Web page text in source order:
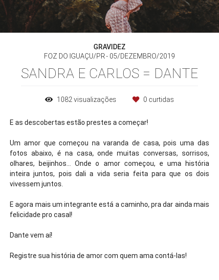
GRAVIDEZ
FOZ DO IGUAÇU/PR
05/DEZEMBRO/2019
SANDRA E CARLOS = DANTE
1082 visualizações 0 curtidas
E as descobertas estão prestes a começar!
Um amor que começou na varanda de casa, pois uma das
fotos abaixo, é na casa, onde muitas conversas, sorrisos,
olhares, beijinhos... Onde o amor começou, e uma história
inteira juntos, pois dali a vida seria feita para que os dois
vivessem juntos.
E agora mais um integrante está a caminho, pra dar ainda mais
felicidade pro casal!
Dante vem aí!
Registre sua história de amor com quem ama contá-las!